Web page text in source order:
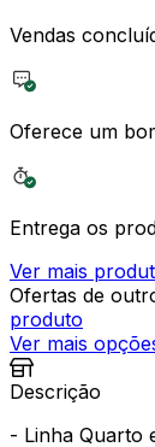
Vendas
Oferece um
Entrega os
Ver mais
Ofertas de
produto
Ver mais
Descrição
- Linha Quarto